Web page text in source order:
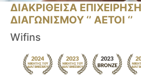
ΔΙΑΚΡΙΘΕΙΣΑ
ΔΙΑΓΩΝΙΣΜΟΥ ‘’ ΑΕΤΟΙ ‘’
Wifins